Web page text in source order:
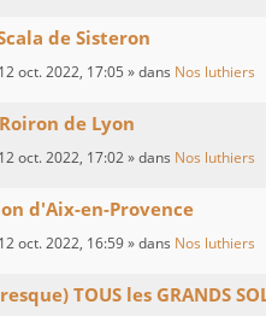
de Sisteron
12 oct. 2022, 17:05 » dans Nos luthiers
de Lyon
12 oct. 2022, 17:02» dans Nos luthiers
d'Aix-en-Provence
12 oct. 2022, 16:59» dans Nos luthiers
TOUS les GRANDS